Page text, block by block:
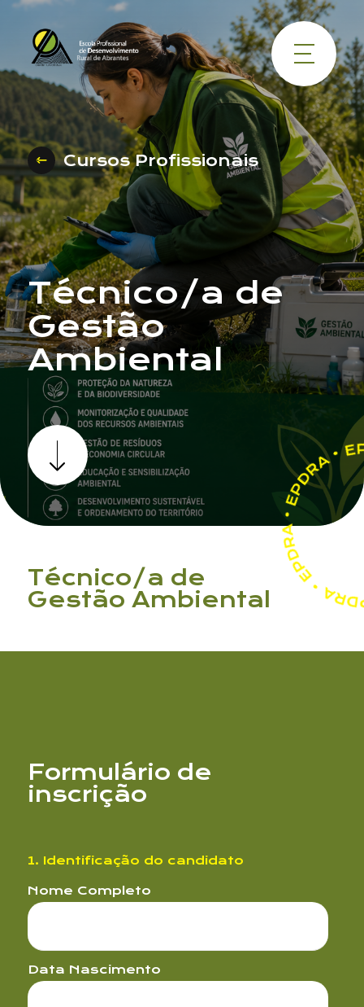
Nome
Email
Cursos Profissionais
Técnico/a de
Gestão
Ambiental
Técnico/a de
Gestão Ambiental
Formulário de
inscrição
1. Identificação do candidato
Nome Completo
Data Nascimento